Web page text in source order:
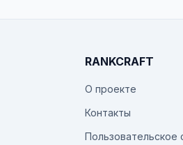
RANKCRAFT
О проекте
Контакты
Пользовательское